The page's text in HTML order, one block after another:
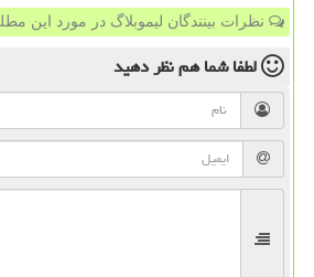
نظرات بینندگان لیموبلاگ در مورد این
لطفا شما همنظر دهید